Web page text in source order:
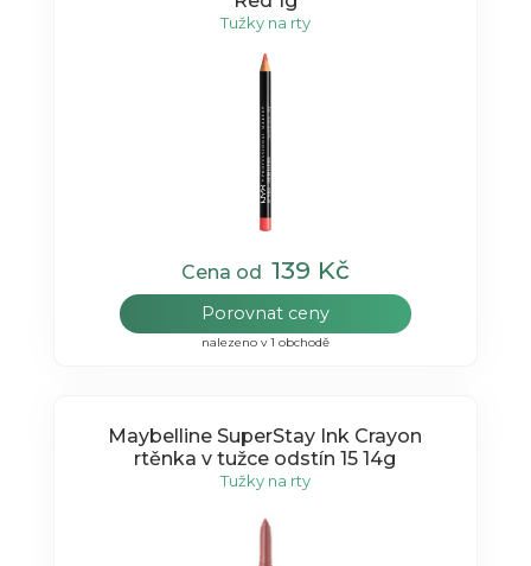
Tužky na rty
Cena od 139 Kč
Porovnat ceny
nalezeno v 1 obchodě
Maybelline SuperStay Ink Crayon
rtěnka v tužce odstín 15 14g
Tužky na rty